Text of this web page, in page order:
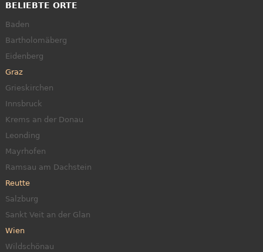
BELIEBTE ORTE
Baden
Bartholomäberg
Eidenberg
Graz
Grieskirchen
Innsbruck
Krems an der Donau
Leonding
Mayrhofen
Ramsau am Dachstein
Reutte
Salzburg
Sankt Veit an der Glan
Wien
Wildschönau